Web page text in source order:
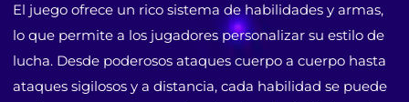
El juego ofrece un rico sistema de habilidades y armas,
lo que permite a los jugadores personalizar su estilo de
lucha. Desde poderosos ataques cuerpo a cuerpo hasta
ataques sigilosos y a distancia, cada habilidad se puede